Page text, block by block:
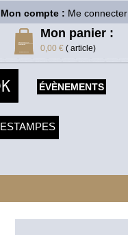
Mon compte : Me connecter
Mon panier :
0,00 € ( article)
ÉVÈNEMENTS
ESTAMPES